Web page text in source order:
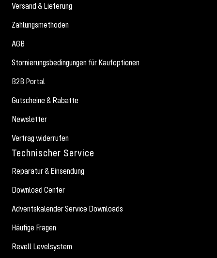
Versand & Lieferung
Zahlungsmethoden
AGB
Stornierungsbedingungen für Kaufoptionen
B2B Portal
Gutscheine & Rabatte
Newsletter
Vertrag widerrufen
Technischer Service
Reparatur & Einsendung
Download Center
Adventskalender Service Downloads
Häufige Fragen
Revell Levelsystem